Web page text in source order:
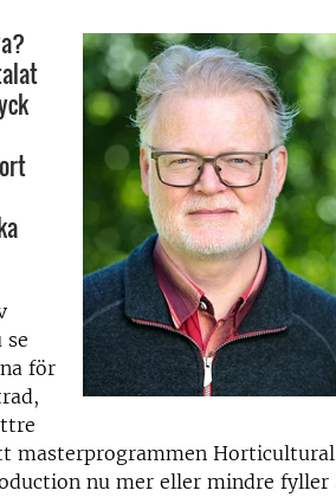
se
för
masterprogrammen Horticultural
nu mer eller mindre fyller